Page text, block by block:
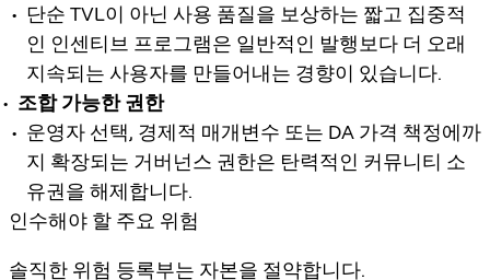
단순 TVL이 아닌 사용 품질을 보상하는 짧고 집중적
인 인센티브 프로그램은 일반적인 발행보다 더 오래
지속되는 사용자를 만들어내는 경향이 있습니다.
조합 가능한 권한
운영자 선택, 경제적 매개변수 또는 DA 가격 책정에까
지 확장되는 거버넌스 권한은 탄력적인 커뮤니티 소
유권을 해제합니다.
인수해야 할 주요 위험
솔직한 위험 등록부는 자본을 절약합니다.